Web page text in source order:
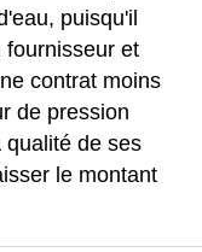
puisqu'il
fournisseur et
contrat moins
de pression
qualité de ses
le montant